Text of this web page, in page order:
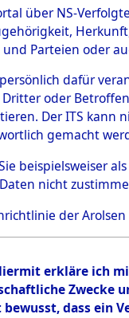
aus
ihrer
über NS-
Parteien oder
dafür
oder
Der ITS
gemacht
beispielsweiser
nicht
der Arolsen
erkläre ich
Zwecke
dass ein